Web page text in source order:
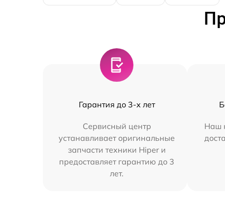
Гарантия до 3-х лет
Сервисный центр
устанавливает оригинальные
запчасти техники Hiper и
предоставляет гарантию до 3
лет.
Наш